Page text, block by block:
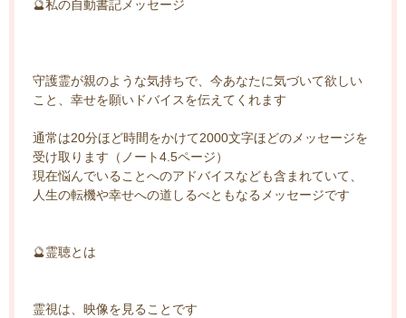
🔮私の自動書記メッセージ
守護霊が親のような気持ちで、今あなたに気づいて欲しい
こと、幸せを願いドバイスを伝えてくれます
通常は20分ほど時間をかけて2000文字ほどのメッセージを
受け取ります（ノート4.5ページ）
現在悩んでいることへのアドバイスなども含まれていて、
人生の転機や幸せへの道しるべともなるメッセージです
🔮霊聴とは
霊視は、映像を見ることです